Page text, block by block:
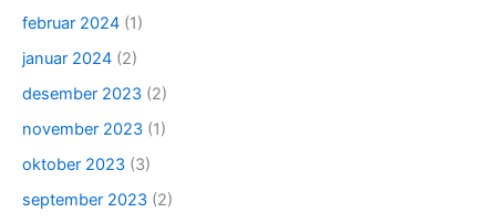
februar 2024 (1)
januar 2024 (2)
desember 2023 (2)
november 2023 (1)
oktober 2023 (3)
september 2023 (2)